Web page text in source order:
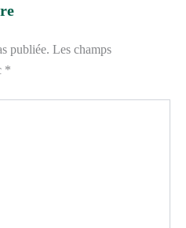
publiée. Les champs
*